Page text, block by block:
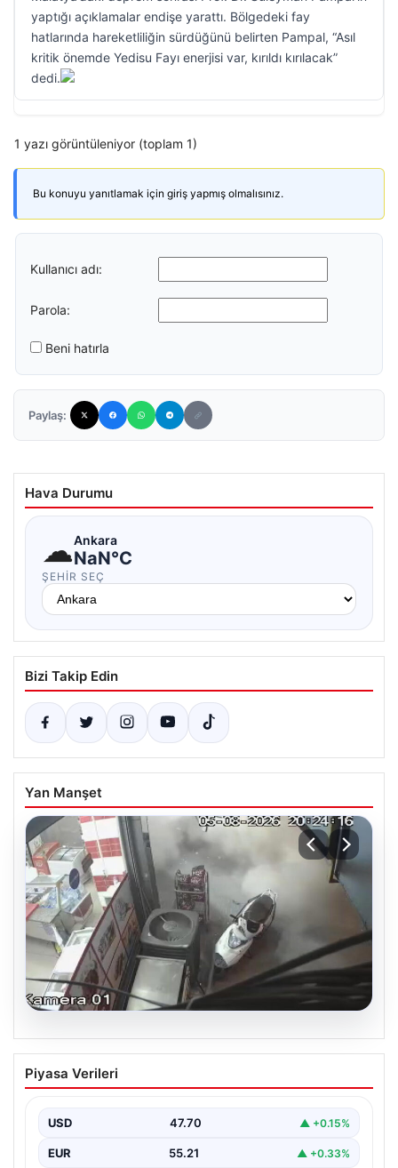
yaptığı açıklamalar endişe yarattı. Bölgedeki fay
hatlarında hareketliliğin sürdüğünü belirten Pampal, “Asıl
kritik önemde Yedisu Fayı enerjisi var, kırıldı kırılacak”
dedi.
1 yazı görüntüleniyor (toplam 1)
Bu konuyu yanıtlamak için giriş yapmış olmalısınız.
Kullanıcı adı:
Parola:
Beni hatırla
Paylaş:
Hava Durumu
☁Ankara
NaN°C
ŞEHIR SEÇ
Bizi Takip Edin
Yan Manşet
06.08.2026
Bahçelievler’de tahliye edilen 4 katlı
binanın çöktüğü anlar
Detayları ve Güvenlik Önlemleri", "content": "İstanbul'un
Bahçelievler…
Piyasa Verileri
USD 47.70 ▲ +0.15%
EUR 55.21 ▲ +0.33%